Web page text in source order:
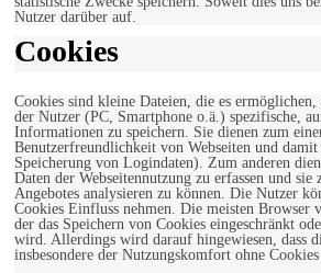
Nutzer darüber auf.
Cookies
Cookies sind kleine Dateien, die es
der Nutzer (PC, Smartphone o.ä.) spezifische,
Informationen zu speichern. Sie dienen zum
Benutzerfreundlichkeit von Webseiten und
Speicherung von Logindaten). Zum anderen
Daten der Webseitennutzung zu erfassen und sie
Angebotes analysieren zu können. Die Nutzer
Cookies Einfluss nehmen. Die meisten Browser
der das Speichern von Cookies eingeschränkt
wird. Allerdings wird darauf hingewiesen, dass
insbesondere der Nutzungskomfort ohne